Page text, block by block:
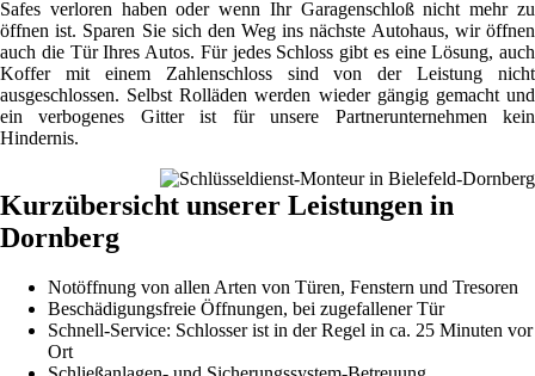
Safes verloren haben oder wenn Ihr Garagenschloß nicht mehr zu
öffnen ist. Sparen Sie sich den Weg ins nächste Autohaus, wir öffnen
auch die Tür Ihres Autos. Für jedes Schloss gibt es eine Lösung, auch
Koffer mit einem Zahlenschloss sind von der Leistung nicht
ausgeschlossen. Selbst Rolläden werden wieder gängig gemacht und
ein verbogenes Gitter ist für unsere Partnerunternehmen kein
Hindernis.
Kurzübersicht unserer Leistungen in
Dornberg
Notöffnung von allen Arten von Türen, Fenstern und Tresoren
Beschädigungsfreie Öffnungen, bei zugefallener Tür
Schnell-Service: Schlosser ist in der Regel in ca. 25 Minuten vor
Ort